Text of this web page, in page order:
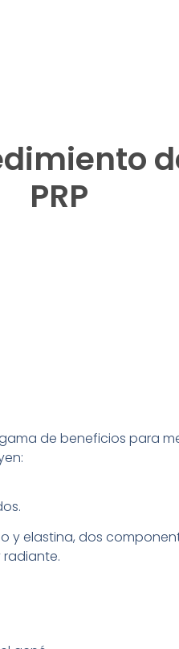
PRP
de beneficios para
y elastina, dos